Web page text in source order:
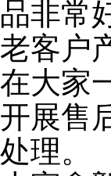
品非常
老客户
在大家
开展售
处理。